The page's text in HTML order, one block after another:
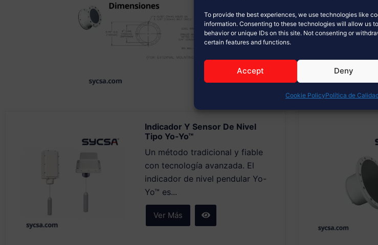
To provide the best experiences, we use technologies like
information. Consenting to these technologies will allow us
behavior or unique IDs on this site. Not consenting or
certain features and functions.
Accept Deny
Cookie PolicyPolítica de
Indicador Y Sensor De Nivel
Tipo Yo-Yo™
Un método tradicional y fiable
con tecnología avanzada. El
indicador de nivel pendular Yo-
Yo™ es...
Ver Más